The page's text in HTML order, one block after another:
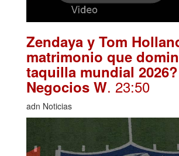
Zendaya y Tom
matrimonio que
taquilla mundial
Negocios W. 23:50
adn Noticias